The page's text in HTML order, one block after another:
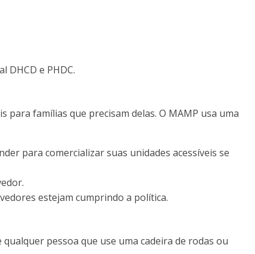
DHCD e PHDC.
para famílias que precisam delas. O MAMP usa uma
para comercializar suas unidades acessíveis se
estejam cumprindo a política.
pessoa que use uma cadeira de rodas ou